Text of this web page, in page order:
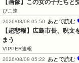
【画像】この女の子たち
ぴこ速
2026/08/08 05:50
あとで読む
【超悲報】広島市長、呪
まう
VIPPER速報
2026/08/08 05:22
あとで読む